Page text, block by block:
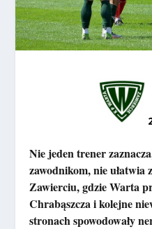
Nie jeden trener
zawodnikom, nie ułatwia
Zawierciu, gdzie Warta
Chrabąszcza i kolejne
stronach spowodowały